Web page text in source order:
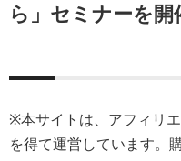
ら」セミナーを開
※本サイトは、アフィリ
を得て運営しています。